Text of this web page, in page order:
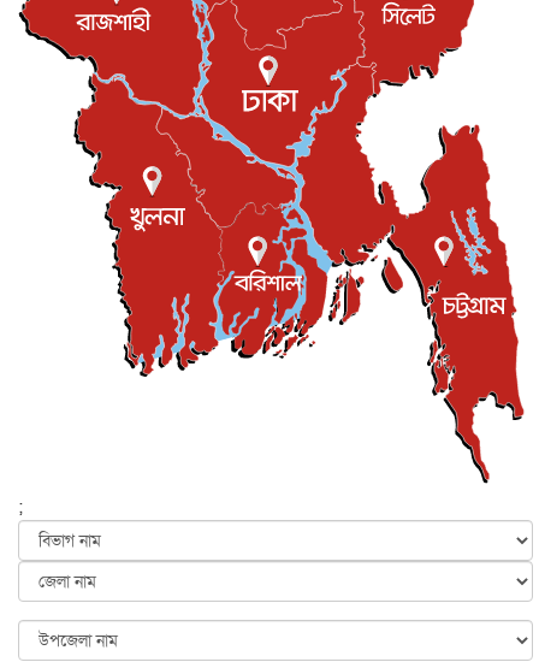
যুক্তরাজ্যে বসবাসরত জাতীয়তাবাদী কুলাউড়াবাসীর মত বিনিময়
সভা...
ইউকে কমিউনিটি ৫ আগস্ট, ২০২৬
প্রধানমন্ত্রীকে সৌদি আরব সফরের আমন্ত্রণ
জাতীয় ৫ আগস্ট, ২০২৬
জুলাই গণ-অভ্যুত্থান দিবস আজ, স্মরণে দেশজুড়ে কর্মসূচি
জাতীয় ৫ আগস্ট, ২০২৬
জনগণ পরিবর্তন চেয়েছে বলেই জুলাই আন্দোলন সফল :
৫ আগস্ট, ২০২৬
বেনজীর আহমেদের সঙ্গে পরীমনির ঘনিষ্ঠ সম্পর্ক ছিল : নাসির
মাহম...
জাতীয় ৫ আগস্ট, ২০২৬
হরমুজ নিয়ে ইরান-মার্কিন চুক্তি হতে পারে আজ : মার্কিন অর্থমন...
৫ আগস্ট, ২০২৬
পৃথিবীর দিকে আসছে বিধ্বংসী বস্তু, পারমাণবিক বোমা দিয়ে করা
আন্তর্জাতিক ৫ আগস্ট, ২০২৬
কেনিয়ায় ১৫ হাতির রহস্যজনক মৃত্যু, সন্দেহের মুখে কীটনাশকের
;